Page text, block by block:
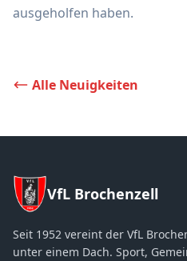
ausgeholfen haben.
Alle Neuigkeiten
VfL Brochenzell
Seit 1952 vereint der VfL
unter einem Dach. Sport,